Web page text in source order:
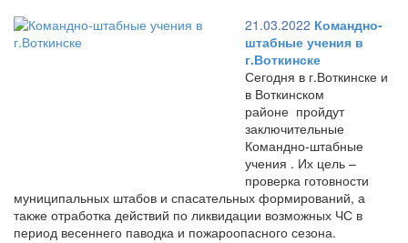
21.03.2022 Командно-
штабные учения в
г.Воткинске
Сегодня в г.Воткинске и
в Воткинском
районе пройдут
заключительные
Командно-штабные
учения . Их цель –
проверка готовности
муниципальных штабов и спасательных формирований, а
также отработка действий по ликвидации возможных ЧС в
период весеннего паводка и пожароопасного сезона.